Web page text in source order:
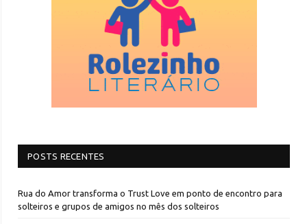
POSTS RECENTES
Rua do Amor transforma o Trust Love em ponto de encontro para
solteiros e grupos de amigos no mês dos solteiros